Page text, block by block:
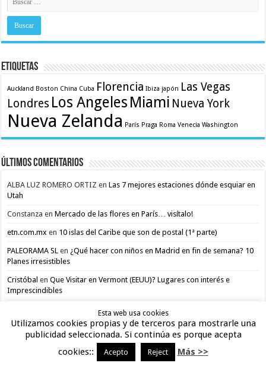
Etiquetas
Auckland Boston China Cuba Florencia Ibiza japón Las Vegas
Londres Los Angeles Miami Nueva York
Nueva Zelanda París Praga Roma Venecia Washington
Últimos comentarios
ALBA LUZ ROMERO ORTIZ enLas 7 mejores estaciones dónde esquiar en
Utah
Constanza enMercado de las flores en París… visítalo!
etn.com.mx en 10 islas del Caribe que son de postal (1ª parte)
PALEORAMA SL en ¿Qué hacer con niños en Madrid en fin de semana? 10
Planes irresistibles
Cristóbal enQue Visitar en Vermont (EEUU)? Lugares con interés e
Imprescindibles
Cookies
Esta web usa cookies
Utilizamos cookies propias y de terceros para mostrarle una
publicidad seleccionada. Si continúa es porque acepta
cookies::
Acepto Reject Más >>